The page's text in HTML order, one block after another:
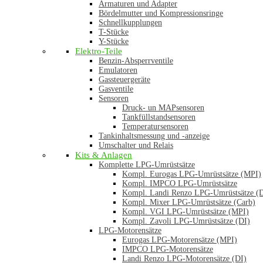
Armaturen und Adapter
Bördelmutter und Kompressionsringe
Schnellkupplungen
T-Stücke
Y-Stücke
Elektro-Teile
Benzin-Absperrventile
Emulatoren
Gassteuergeräte
Gasventile
Sensoren
Druck- un MAPsensoren
Tankfüllstandsensoren
Temperatursensoren
Tankinhaltsmessung und -anzeige
Umschalter und Relais
Kits & Anlagen
Komplette LPG-Umrüstsätze
Kompl. Eurogas LPG-Umrüstsätze (MPI)
Kompl. IMPCO LPG-Umrüstsätze
Kompl. Landi Renzo LPG-Umrüstsätze
Kompl. Mixer LPG-Umrüstsätze (Carb)
Kompl. VGI LPG-Umrüstsätze (MPI)
Kompl. Zavoli LPG-Umrüstsätze (DI)
LPG-Motorensätze
Eurogas LPG-Motorensätze (MPI)
IMPCO LPG-Motorensätze
Landi Renzo LPG-Motorensätze (DI)